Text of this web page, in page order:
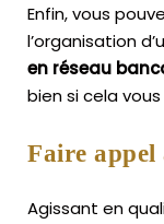
Enfin, vous
l’organisation
en réseau
bien si cela
Faire appel
Agissant en